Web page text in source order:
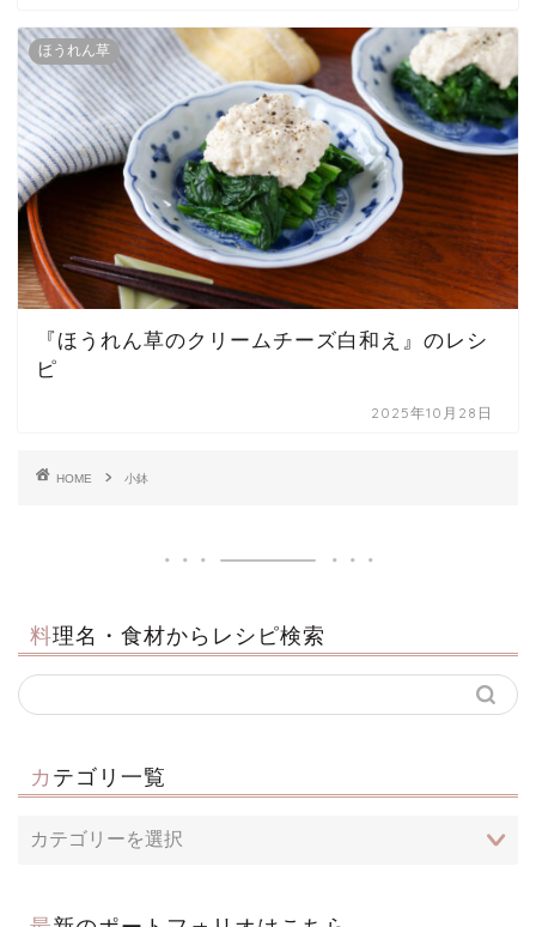
ほうれん草
『ほうれん草のクリームチーズ白和え』のレシ
ピ
2025年10月28日
HOME 小鉢
料理名・食材からレシピ検索
カテゴリ一覧